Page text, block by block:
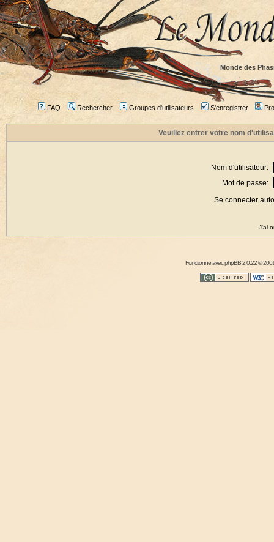
Monde des
FAQ Rechercher Groupes d'utilisateurs S'enregistrer
Veuillez entrer votre nom
Nom d'utilisateur:
Mot de passe:
Se connecter
J'ai
Fonctionne avecphpBB2.0.22 ©